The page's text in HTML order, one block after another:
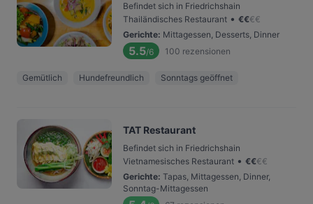
Befindet sich in Friedrichshain
Thailändisches Restaurant • €€€€
Gerichte: Mittagessen, Desserts, Dinner
5.5/6 100 rezensionen
Gemütlich Hundefreundlich Sonntags geöffnet
TAT Restaurant
Befindet sich in Friedrichshain
Vietnamesisches Restaurant • €€€€
Gerichte: Tapas, Mittagessen, Dinner,
Sonntag-Mittagessen